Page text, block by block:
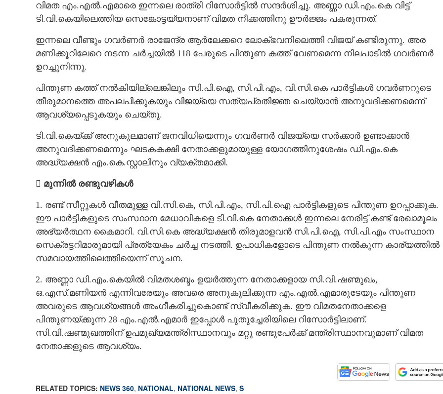
വിമത എം.എൽ.എമാരെ ഇന്നലെ രാത്രി റിസോർട്ടിൽ സന്ദർശിച്ചു. അണ്ണാ ഡി.എം.കെ വിട്ട്
ടി.വി.കെയിലെത്തിയ സെങ്കോട്ടയ്യനാണ് വിമത നീക്കത്തിനു ഊർജ്ജം പകരുന്നത്.
ഇന്നലെ വീണ്ടും ഗവർണർ രാജേന്ദ്ര ആർലേക്കറെ ലോക്‌ഭവനിലെത്തി വിജയ് കണ്ടിരുന്നു. അര
മണിക്കൂറിലേറെ നടന്ന ചർച്ചയിൽ 118 പേരുടെ പിന്തുണ കത്ത് വേണമെന്ന നിലപാടിൽ ഗവർണർ
ഉറച്ചുനിന്നു.
പിന്തുണ കത്ത് നൽകിയില്ലെങ്കിലും സി.പി.ഐ, സി.പി.എം, വി.സി.കെ പാർട്ടികൾ ഗവർണറുടെ
തീരുമാനത്തെ അപലപിക്കുകയും വിജയ്‌യെ സത്യപ്രതിജ്ഞ ചെയ്യാൻ അനുവദിക്കണമെന്ന്
ആവശ്യപ്പെടുകയും ചെയ്തു.
ടി.വി.കെയ്ക്ക് അനുകൂലമാണ് ജനവിധിയെന്നും ഗവർണർ വിജയ്‌യെ സർക്കാർ ഉണ്ടാക്കാൻ
അനുവദിക്കണമെന്നും ഘടകകക്ഷി നേതാക്കളുമായുള്ള യോഗത്തിനുശേഷം ഡി.എം.കെ
അദ്ധ്യക്ഷൻ എം.കെ.സ്റ്റാലിനും വ്യക്തമാക്കി.
 മുന്നിൽ രണ്ടുവഴികൾ
1. രണ്ട് സീറ്റുകൾ വീതമുള്ള വി.സി.കെ, സി.പി.എം, സി.പി.ഐ പാർട്ടികളുടെ പിന്തുണ ഉറപ്പാക്കുക.
ഈ പാർട്ടികളുടെ സംസ്ഥാന മേധാവികളെ ടി.വി.കെ നേതാക്കൾ ഇന്നലെ നേരിട്ട് കണ്ട് രേഖാമൂലം
അഭ്യർത്ഥന കൈമാറി. വി.സി.കെ അദ്ധ്യക്ഷൻ തിരുമാളവൻ സി.പി.ഐ, സി.പി.എം സംസ്ഥാന
സെക്രട്ടറിമാരുമായി പ്രത്യേകം ചർച്ച നടത്തി. ഉപാധികളോടെ പിന്തുണ നൽകുന്ന കാര്യത്തിൽ
സമവായത്തിലെത്തിയെന്ന് സൂചന.
2. അണ്ണാ ഡി.എം.കെയിൽ വിമതശബ്ദം ഉയർത്തുന്ന നേതാക്കളായ സി.വി.ഷണ്മുഖം,
ഒ.എസ്.മണിയൻ എന്നിവരേയും അവരെ അനുകൂലിക്കുന്ന എം.എൽ.എമാരുടേയും പിന്തുണ
അവരുടെ ആവശ്യങ്ങൾ അംഗീകരിച്ചുകൊണ്ട് സ്വീകരിക്കുക. ഈ വിമതനേതാക്കളെ
പിന്തുണയ്ക്കുന്ന 28 എം.എൽ.എമാർ ഇപ്പോൾ പുതുച്ചേരിയിലെ റിസോ‌ർട്ടിലാണ്.
സി.വി.ഷണ്മുഖത്തിന് ഉപമുഖ്യമന്ത്രിസ്ഥാനവും മറ്റു രണ്ടുപേർക്ക് മന്ത്രിസ്ഥാനവുമാണ് വിമത
നേതാക്കളുടെ ആവശ്യം.
RELATED TOPICS: NEWS 360, NATIONAL, NATIONAL NEWS, S